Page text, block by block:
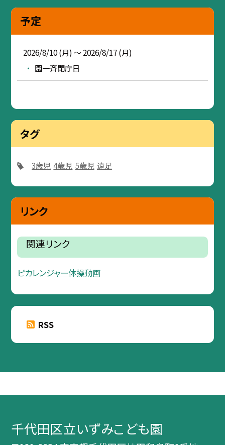
予定
2026/8/10 (月) ～ 2026/8/17 (月)
園一斉閉庁日
タグ
3歳児 4歳児 5歳児 遠足
リンク
関連リンク
ピカレンジャー体操動画
RSS
千代田区立いずみこども園